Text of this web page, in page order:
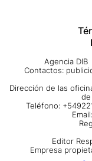
Agencia
Contactos:
Dirección de las
Teléfono:
Email:
Editor
Empresa